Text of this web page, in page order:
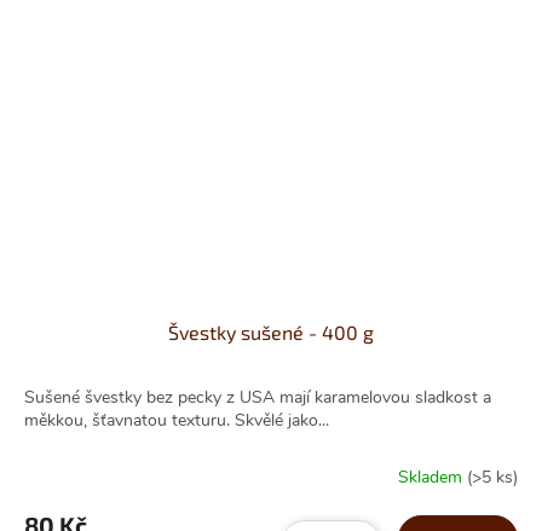
Švestky sušené - 400 g
Sušené švestky bez pecky z USA mají karamelovou sladkost a
měkkou, šťavnatou texturu. Skvělé jako...
Skladem (>5 ks)
80 Kč